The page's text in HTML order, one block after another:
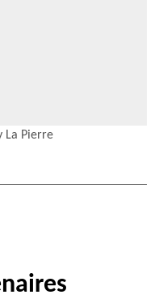
La Pierre